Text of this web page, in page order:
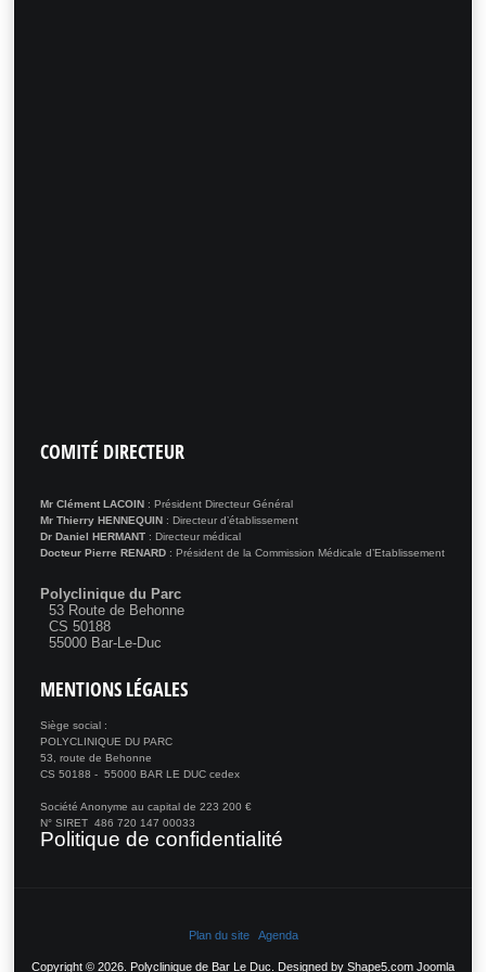
COMITÉ DIRECTEUR
Mr Clément LACOIN : Président Directeur Général
Mr Thierry HENNEQUIN : Directeur d’établissement
Dr Daniel HERMANT : Directeur médical
Docteur Pierre RENARD : Président de la Commission Médicale d’Etablissement
Polyclinique du Parc
53 Route de Behonne
CS 50188
55000 Bar-Le-Duc
MENTIONS LÉGALES
Siège social :
POLYCLINIQUE DU PARC
53, route de Behonne
CS 50188 - 55000 BAR LE DUC cedex
Société Anonyme au capital de 223 200 €
N° SIRET 486 720 147 00033
Politique de confidentialité
Plan du site Agenda
Copyright © 2026. Polyclinique de Bar Le Duc. Designed by Shape5.com Joomla